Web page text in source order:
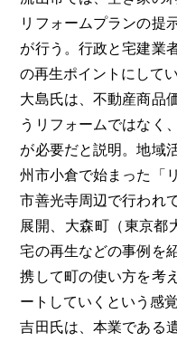
リフォームプランの提
が行う。行政と宅建業
の再生ポイントにして
大島氏は、不動産商品
うリフォームではなく
が必要だと説明。地域
州市小倉で始まった「
市善光寺周辺で行われ
展開、大森町（東京都
宅の再生などの事例を
携して町の使い方を考
ートしていくという感
吉田氏は、本業である